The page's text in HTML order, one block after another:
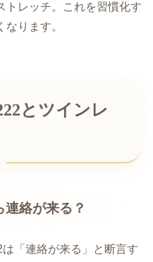
トレッチ。これを習慣化す
ります。
とツインレ
絡が来る？
「連絡が来る」と断言す